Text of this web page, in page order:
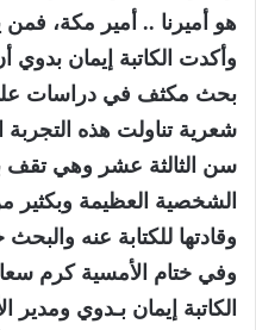
هو أميرنا .. أمير مكة، فمن
وأكدت الكاتبة إيمان
بحث مكثف في دراسات
شعرية تناولت هذه التجربة
سن الثالثة عشر وهي تقف
الشخصية العظيمة وبكثير
وقادتها للكتابة عنه
وفي ختام الأمسية كرم
الكاتبة إيمان بـدوي ومدير